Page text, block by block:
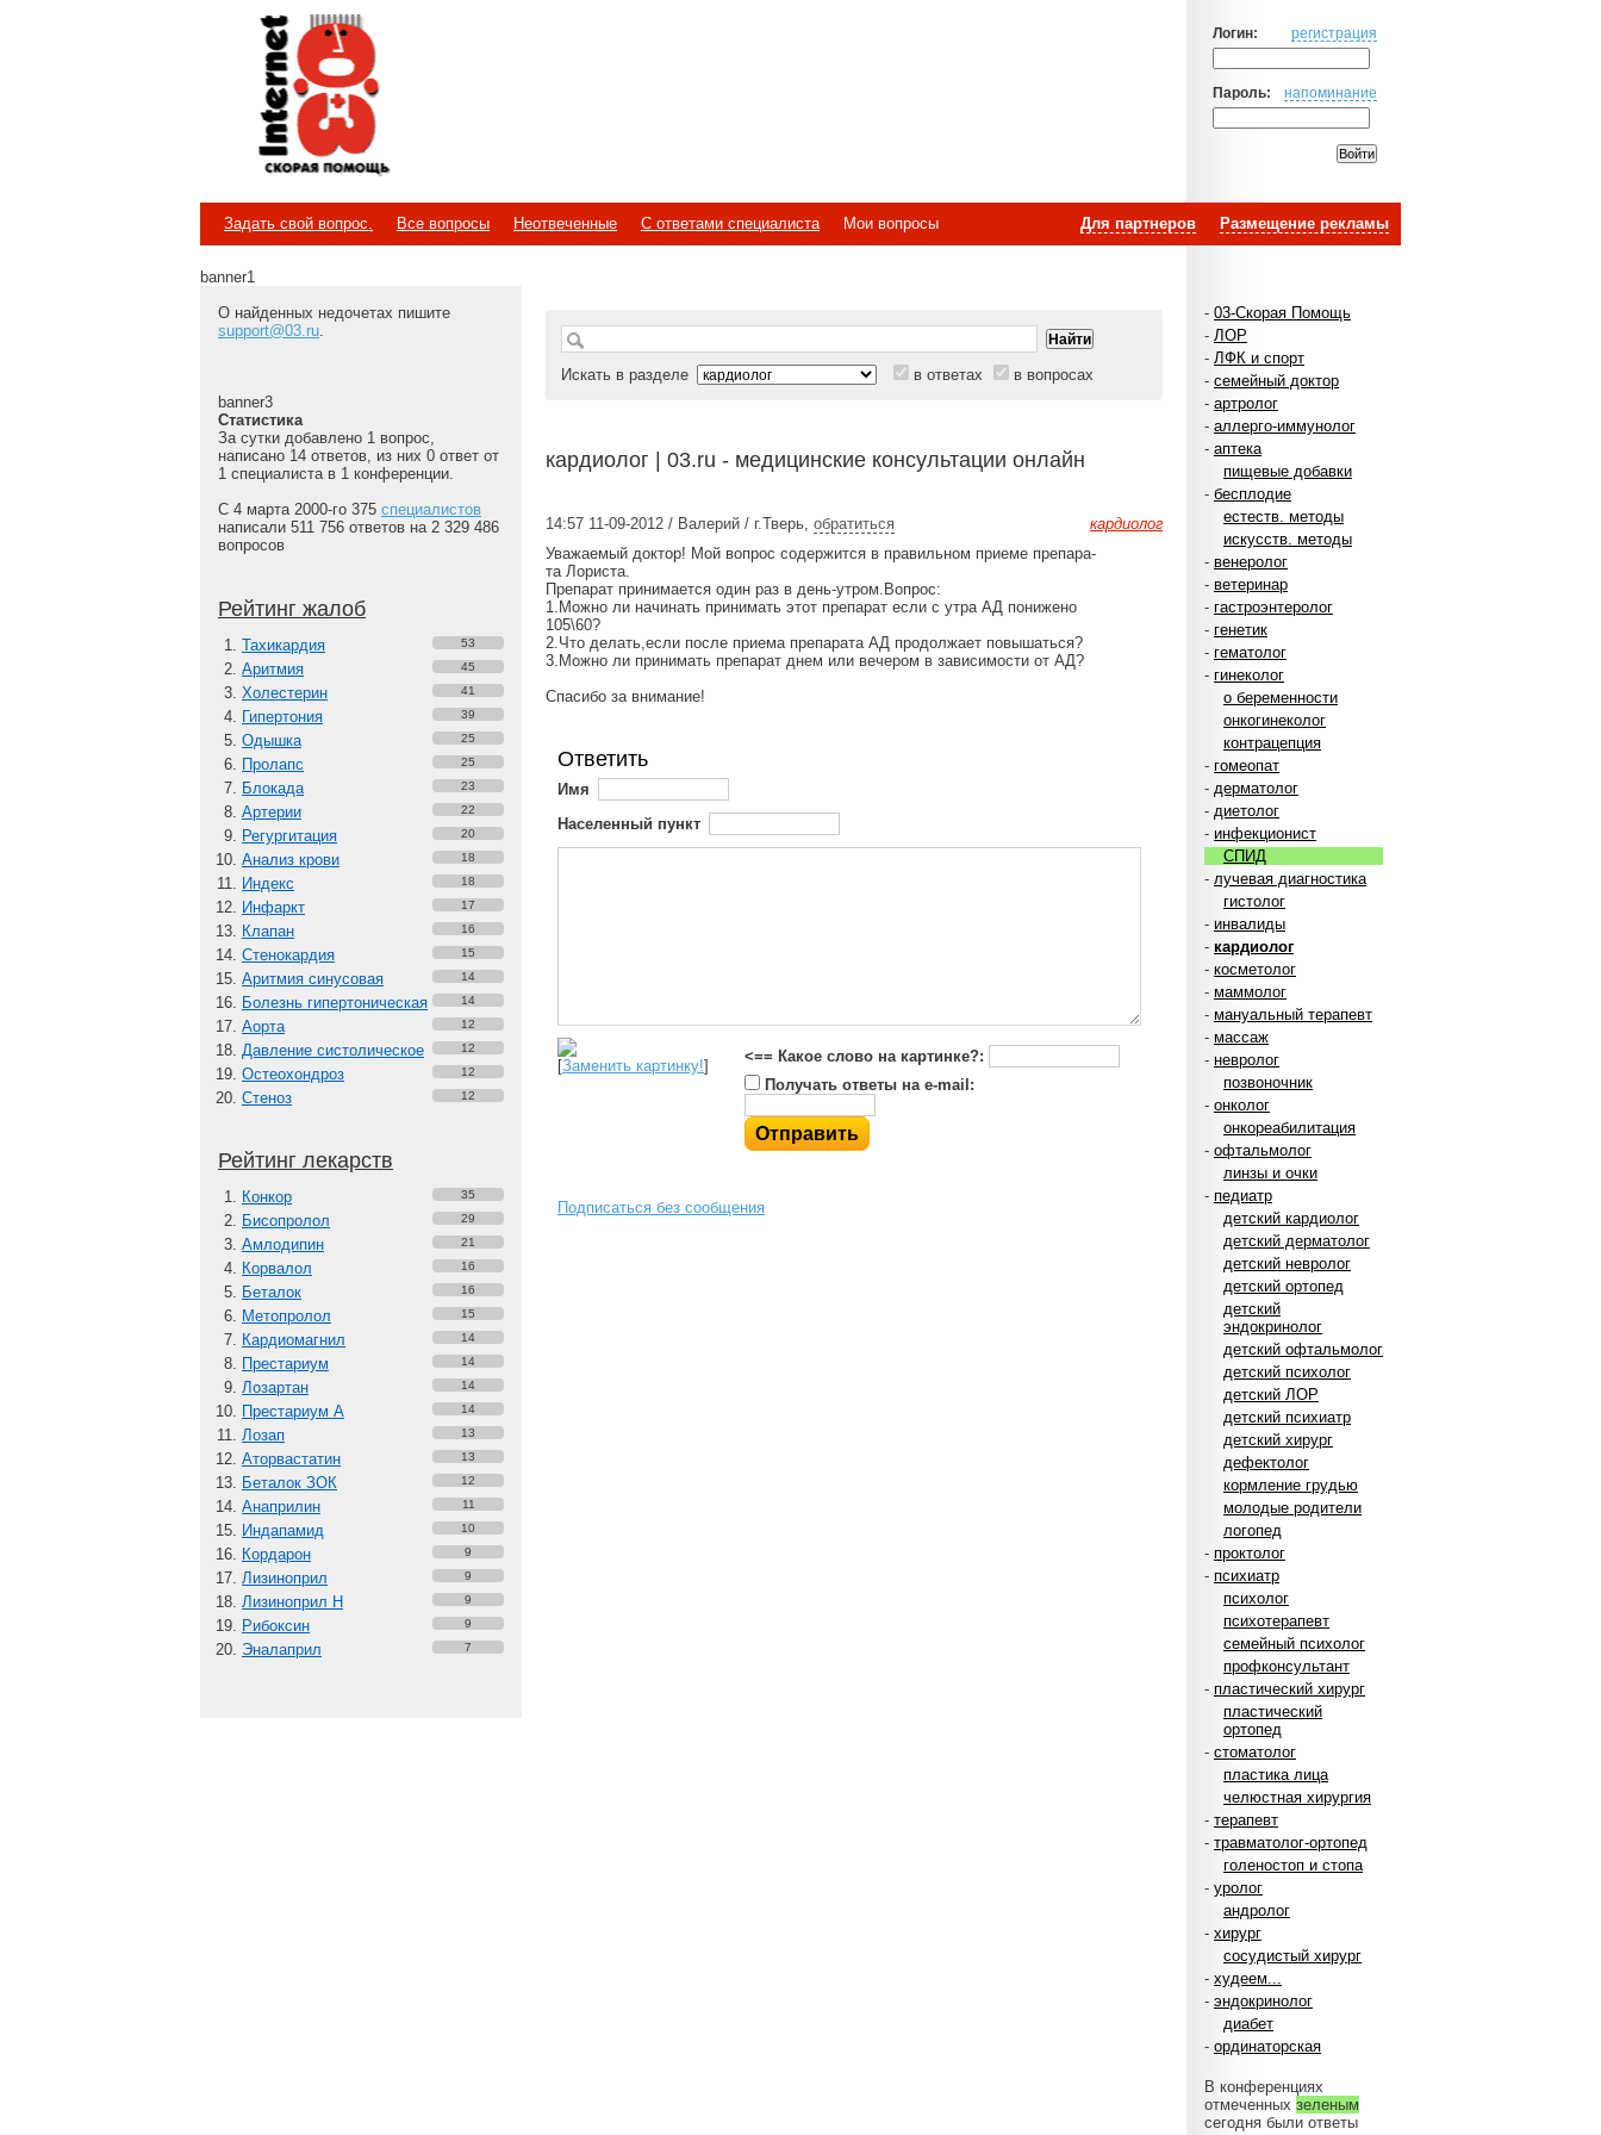
Логин: регистрация
Пароль: напоминание
Internet
Скорая помощь
Размещение рекламы
Для партнеров
Задать свой вопрос. Все вопросы Неотвеченные С ответами специалиста Мои вопросы
banner1
- 03-Скорая Помощь
- ЛОР
- ЛФК и спорт
- семейный доктор
- артролог
- аллерго-иммунолог
- аптека
пищевые добавки
- бесплодие
естеств. методы
искусств. методы
- венеролог
- ветеринар
- гастроэнтеролог
- генетик
- гематолог
- гинеколог
о беременности
онкогинеколог
контрацепция
- гомеопат
- дерматолог
- диетолог
- инфекционист
СПИД
- лучевая диагностика
гистолог
- инвалиды
- кардиолог
- косметолог
- маммолог
- мануальный терапевт
- массаж
- невролог
позвоночник
- онколог
онкореабилитация
- офтальмолог
линзы и очки
- педиатр
детский кардиолог
детский дерматолог
детский невролог
детский ортопед
детский
эндокринолог
детский офтальмолог
детский психолог
детский ЛОР
детский психиатр
детский хирург
дефектолог
кормление грудью
молодые родители
логопед
- проктолог
- психиатр
психолог
психотерапевт
семейный психолог
профконсультант
- пластический хирург
пластический
ортопед
- стоматолог
пластика лица
челюстная хирургия
- терапевт
- травматолог-ортопед
голеностоп и стопа
- уролог
андролог
- хирург
сосудистый хирург
- худеем...
- эндокринолог
диабет
- ординаторская
В конференциях
отмеченных зеленым
сегодня были ответы
О найденных недочетах пишите
support@03.ru.
banner3
Статистика
За сутки добавлено 1 вопрос,
написано 14 ответов, из них 0 ответ от
1 специалиста в 1 конференции.
С 4 марта 2000-го 375 специалистов
написали 511 756 ответов на 2 329 486
вопросов
Рейтинг жалоб
Тахикардия 53
Аритмия 45
Холестерин 41
Гипертония 39
Одышка 25
Пролапс 25
Блокада 23
Артерии 22
Регургитация 20
Анализ крови 18
Индекс 18
Инфаркт 17
Клапан 16
Стенокардия 15
Аритмия синусовая 14
Болезнь гипертоническая 14
Аорта 12
Давление систолическое 12
Остеохондроз 12
Стеноз 12
Рейтинг лекарств
Конкор 35
Бисопролол 29
Амлодипин 21
Корвалол 16
Беталок 16
Метопролол 15
Кардиомагнил 14
Престариум 14
Лозартан 14
Престариум А 14
Лозап 13
Аторвастатин 13
Беталок ЗОК 12
Анаприлин 11
Индапамид 10
Кордарон 9
Лизиноприл 9
Лизиноприл Н 9
Рибоксин 9
Эналаприл 7
Искать в разделе в ответах в вопросах
кардиолог | 03.ru - медицинские консультации онлайн
кардиолог
14:57 11-09-2012 / Валерий / г.Тверь, обратиться
Уважаемый доктор! Мой вопрос содержится в правильном приеме препара-
та Лориста.
Препарат принимается один раз в день-утром.Вопрос:
1.Можно ли начинать принимать этот препарат если с утра АД понижено
105\60?
2.Что делать,если после приема препарата АД продолжает повышаться?
3.Можно ли принимать препарат днем или вечером в зависимости от АД?
Спасибо за внимание!
Ответить
Имя
Населенный пункт
[Заменить картинку!]
<== Какое слово на картинке?:
Получать ответы на e-mail:
Подписаться без сообщения